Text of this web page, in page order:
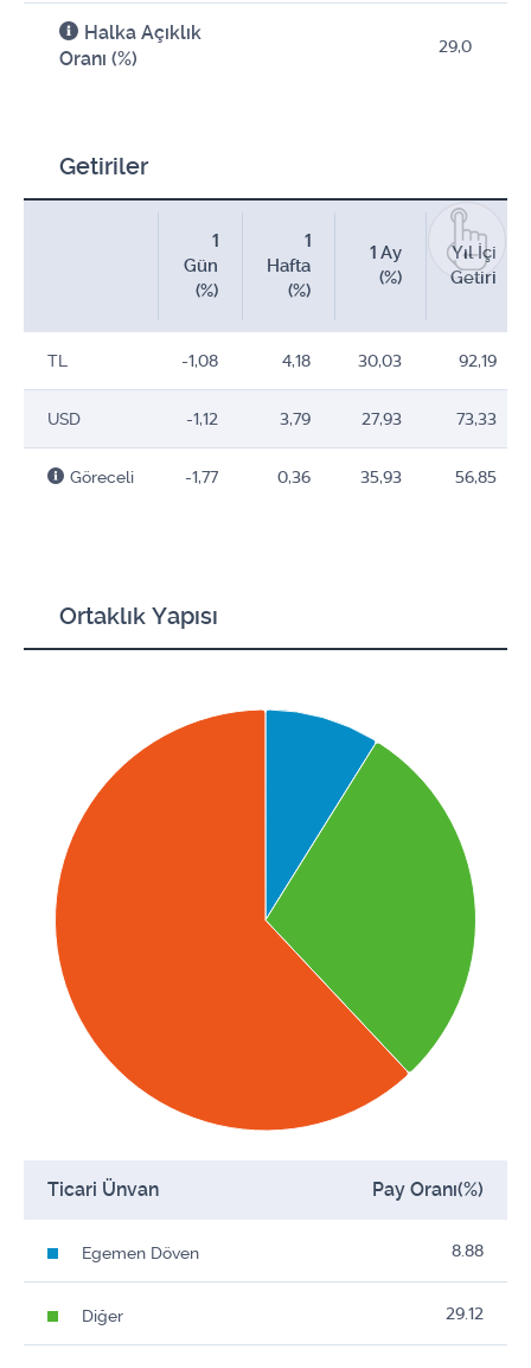
Halka Açıklık
Oranı (%)
29,0
Getiriler
1
Gün
(%)
1
Hafta
(%)
1 Ay
(%)
Yıl İçi
Getiri
TL -1,08 4,18 30,03 92,19
USD -1,12 3,79 27,93 73,33
Göreceli -1,77 0,36 35,93 56,85
Ortaklık Yapısı
Ticari Ünvan Pay Oranı(%)
Egemen Döven 8.88
Diğer 29.12